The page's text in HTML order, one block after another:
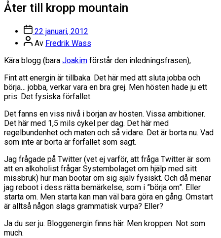
Åter till kropp mountain
Inläggsdatum
22 januari, 2012
Inläggsförfattare
Av Fredrik Wass
Kära blogg (bara Joakim förstår den inledningsfrasen),
Fint att energin är tillbaka. Det här med att sluta jobba och
börja… jobba, verkar vara en bra grej. Men hösten hade ju ett
pris: Det fysiska förfallet.
Det fanns en viss nivå i början av hösten. Vissa ambitioner.
Det här med 1,5 mils cykel per dag. Det här med
regelbundenhet och maten och så vidare. Det är borta nu. Vad
som inte är borta är förfallet som sagt.
Jag frågade på Twitter (vet ej varför, att fråga Twitter är som
att en alkoholist frågar Systembolaget om hjälp med sitt
missbruk) hur man bootar om sig själv fysiskt. Och då menar
jag reboot i dess rätta bemärkelse, som i ”börja om”. Eller
starta om. Men starta kan man väl bara göra en gång. Omstart
är alltså någon slags grammatisk vurpa? Eller?
Ja du ser ju. Bloggenergin finns här. Men kroppen. Not som
much.